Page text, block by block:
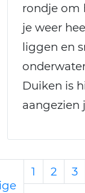
rondje om
je weer
liggen en
Duiken is
aangezien j
1 2 3